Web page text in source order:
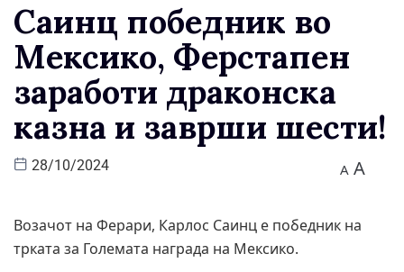
Саинц победник во
Мексико, Ферстапен
заработи драконска
казна и заврши шести!
28/10/2024 A A
Возачот на Ферари, Карлос Саинц е победник на
трката за Големата награда на Мексико.